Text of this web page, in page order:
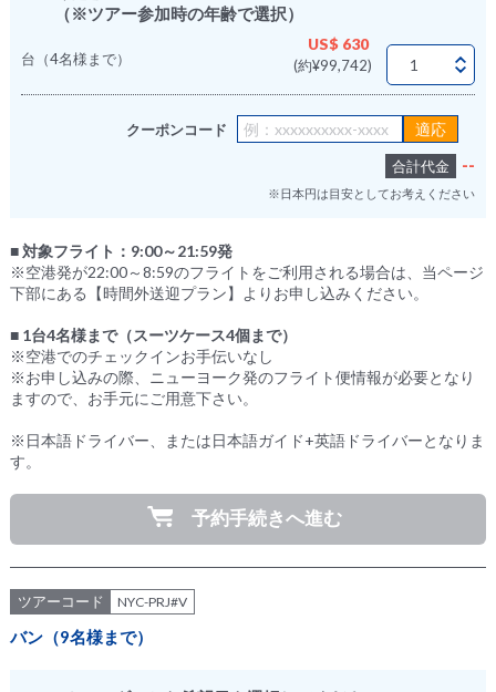
（※ツアー参加時の年齢で選択）
台（4名様まで）
US$ 630
(約¥99,742)
クーポンコード
合計代金 --
※日本円は目安としてお考えください
■ 対象フライト：9:00～21:59発
※空港発が22:00～8:59のフライトをご利用される場合は、当ページ
下部にある【時間外送迎プラン】よりお申し込みください。
■ 1台4名様まで（スーツケース4個まで）
※空港でのチェックインお手伝いなし
※お申し込みの際、ニューヨーク発のフライト便情報が必要となり
ますので、お手元にご用意下さい。
※日本語ドライバー、または日本語ガイド+英語ドライバーとなりま
す。
予約手続きへ進む
ツアーコード NYC-PRJ#V
バン（9名様まで）